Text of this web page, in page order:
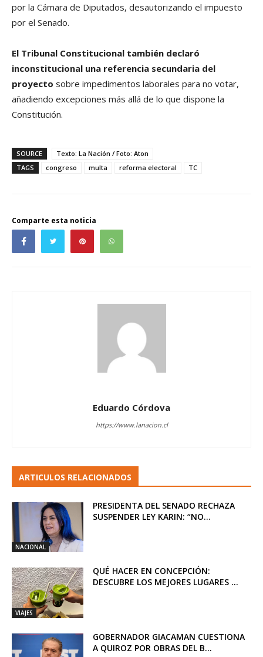
por la Cámara de Diputados, desautorizando el impuesto
por el Senado.
El Tribunal Constitucional también declaró
inconstitucional una referencia secundaria del
proyecto sobre impedimentos laborales para no votar,
añadiendo excepciones más allá de lo que dispone la
Constitución.
SOURCE
Texto: La Nación / Foto: Aton
TAGS
congreso multa reforma electoral TC
Comparte esta noticia
Eduardo Córdova
https://www.lanacion.cl
ARTICULOS RELACIONADOS
NACIONAL
PRESIDENTA DEL SENADO RECHAZA
SUSPENDER LEY KARIN: “NO...
VIAJES
QUÉ HACER EN CONCEPCIÓN:
DESCUBRE LOS MEJORES LUGARES ...
GOBERNADOR GIACAMAN CUESTIONA
A QUIROZ POR OBRAS DEL B...